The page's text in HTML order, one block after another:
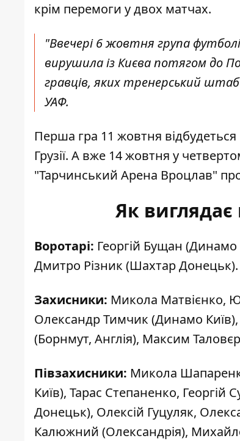
крім перемоги у двох матчах.
"Ввечері 6 жовтня група
вирушила із Києва потягом до
гравців, яких тренерський штаб
УАФ.
Перша гра 11 жовтня
Грузії. А вже 14 жовтня у
"Тарчинський Арена Вроцлав"
Як виглядає
Воротарі: Георгій Бущан (Динамо
Дмитро Різник (Шахтар Донецьк).
Захисники: Микола Матвієнко,
Олександр Тимчик (Динамо
(Борнмут, Англія), Максим
Півзахисники: Микола
Київ), Тарас Степаненко,
Донецьк), Олексій Гуцуляк,
Калюжний (Олександрія),